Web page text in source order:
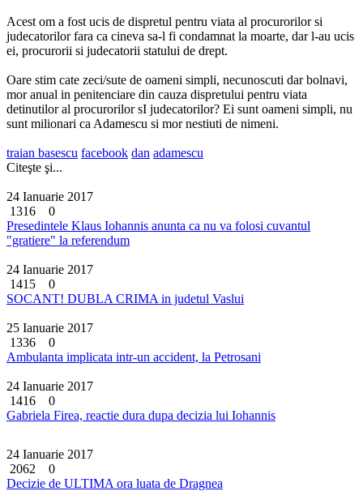
Acest om a fost ucis de dispretul pentru viata al procurorilor si
judecatorilor fara ca cineva sa-l fi condamnat la moarte, dar l-au ucis
ei, procurorii si judecatorii statului de drept.
Oare stim cate zeci/sute de oameni simpli, necunoscuti dar bolnavi,
mor anual in penitenciare din cauza dispretului pentru viata
detinutilor al procurorilor sI judecatorilor? Ei sunt oameni simpli, nu
sunt milionari ca Adamescu si mor nestiuti de nimeni.
traian basescu facebook dan adamescu
Citeşte şi...
24 Ianuarie 2017
1316
0
Presedintele Klaus Iohannis anunta ca nu va folosi cuvantul
"gratiere" la referendum
24 Ianuarie 2017
1415
0
SOCANT! DUBLA CRIMA in judetul Vaslui
25 Ianuarie 2017
1336
0
Ambulanta implicata intr-un accident, la Petrosani
24 Ianuarie 2017
1416
0
Gabriela Firea, reactie dura dupa decizia lui Iohannis
24 Ianuarie 2017
2062
0
Decizie de ULTIMA ora luata de Dragnea